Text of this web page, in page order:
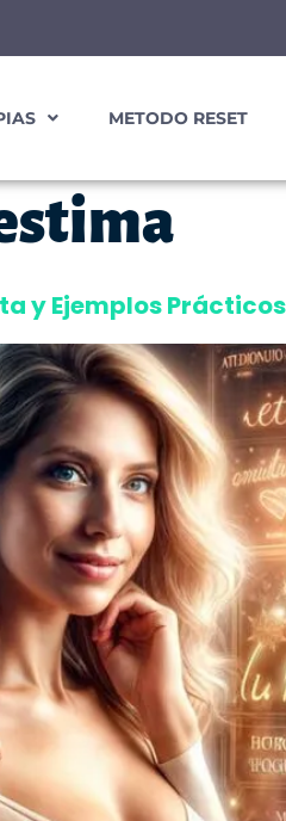
METODO RESET
y Ejemplos Prácticos